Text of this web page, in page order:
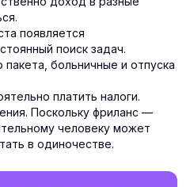
появляется
поиск задач.
больничные и отпуска
платить налоги.
Поскольку фриланс —
человеку может
в одиночестве.